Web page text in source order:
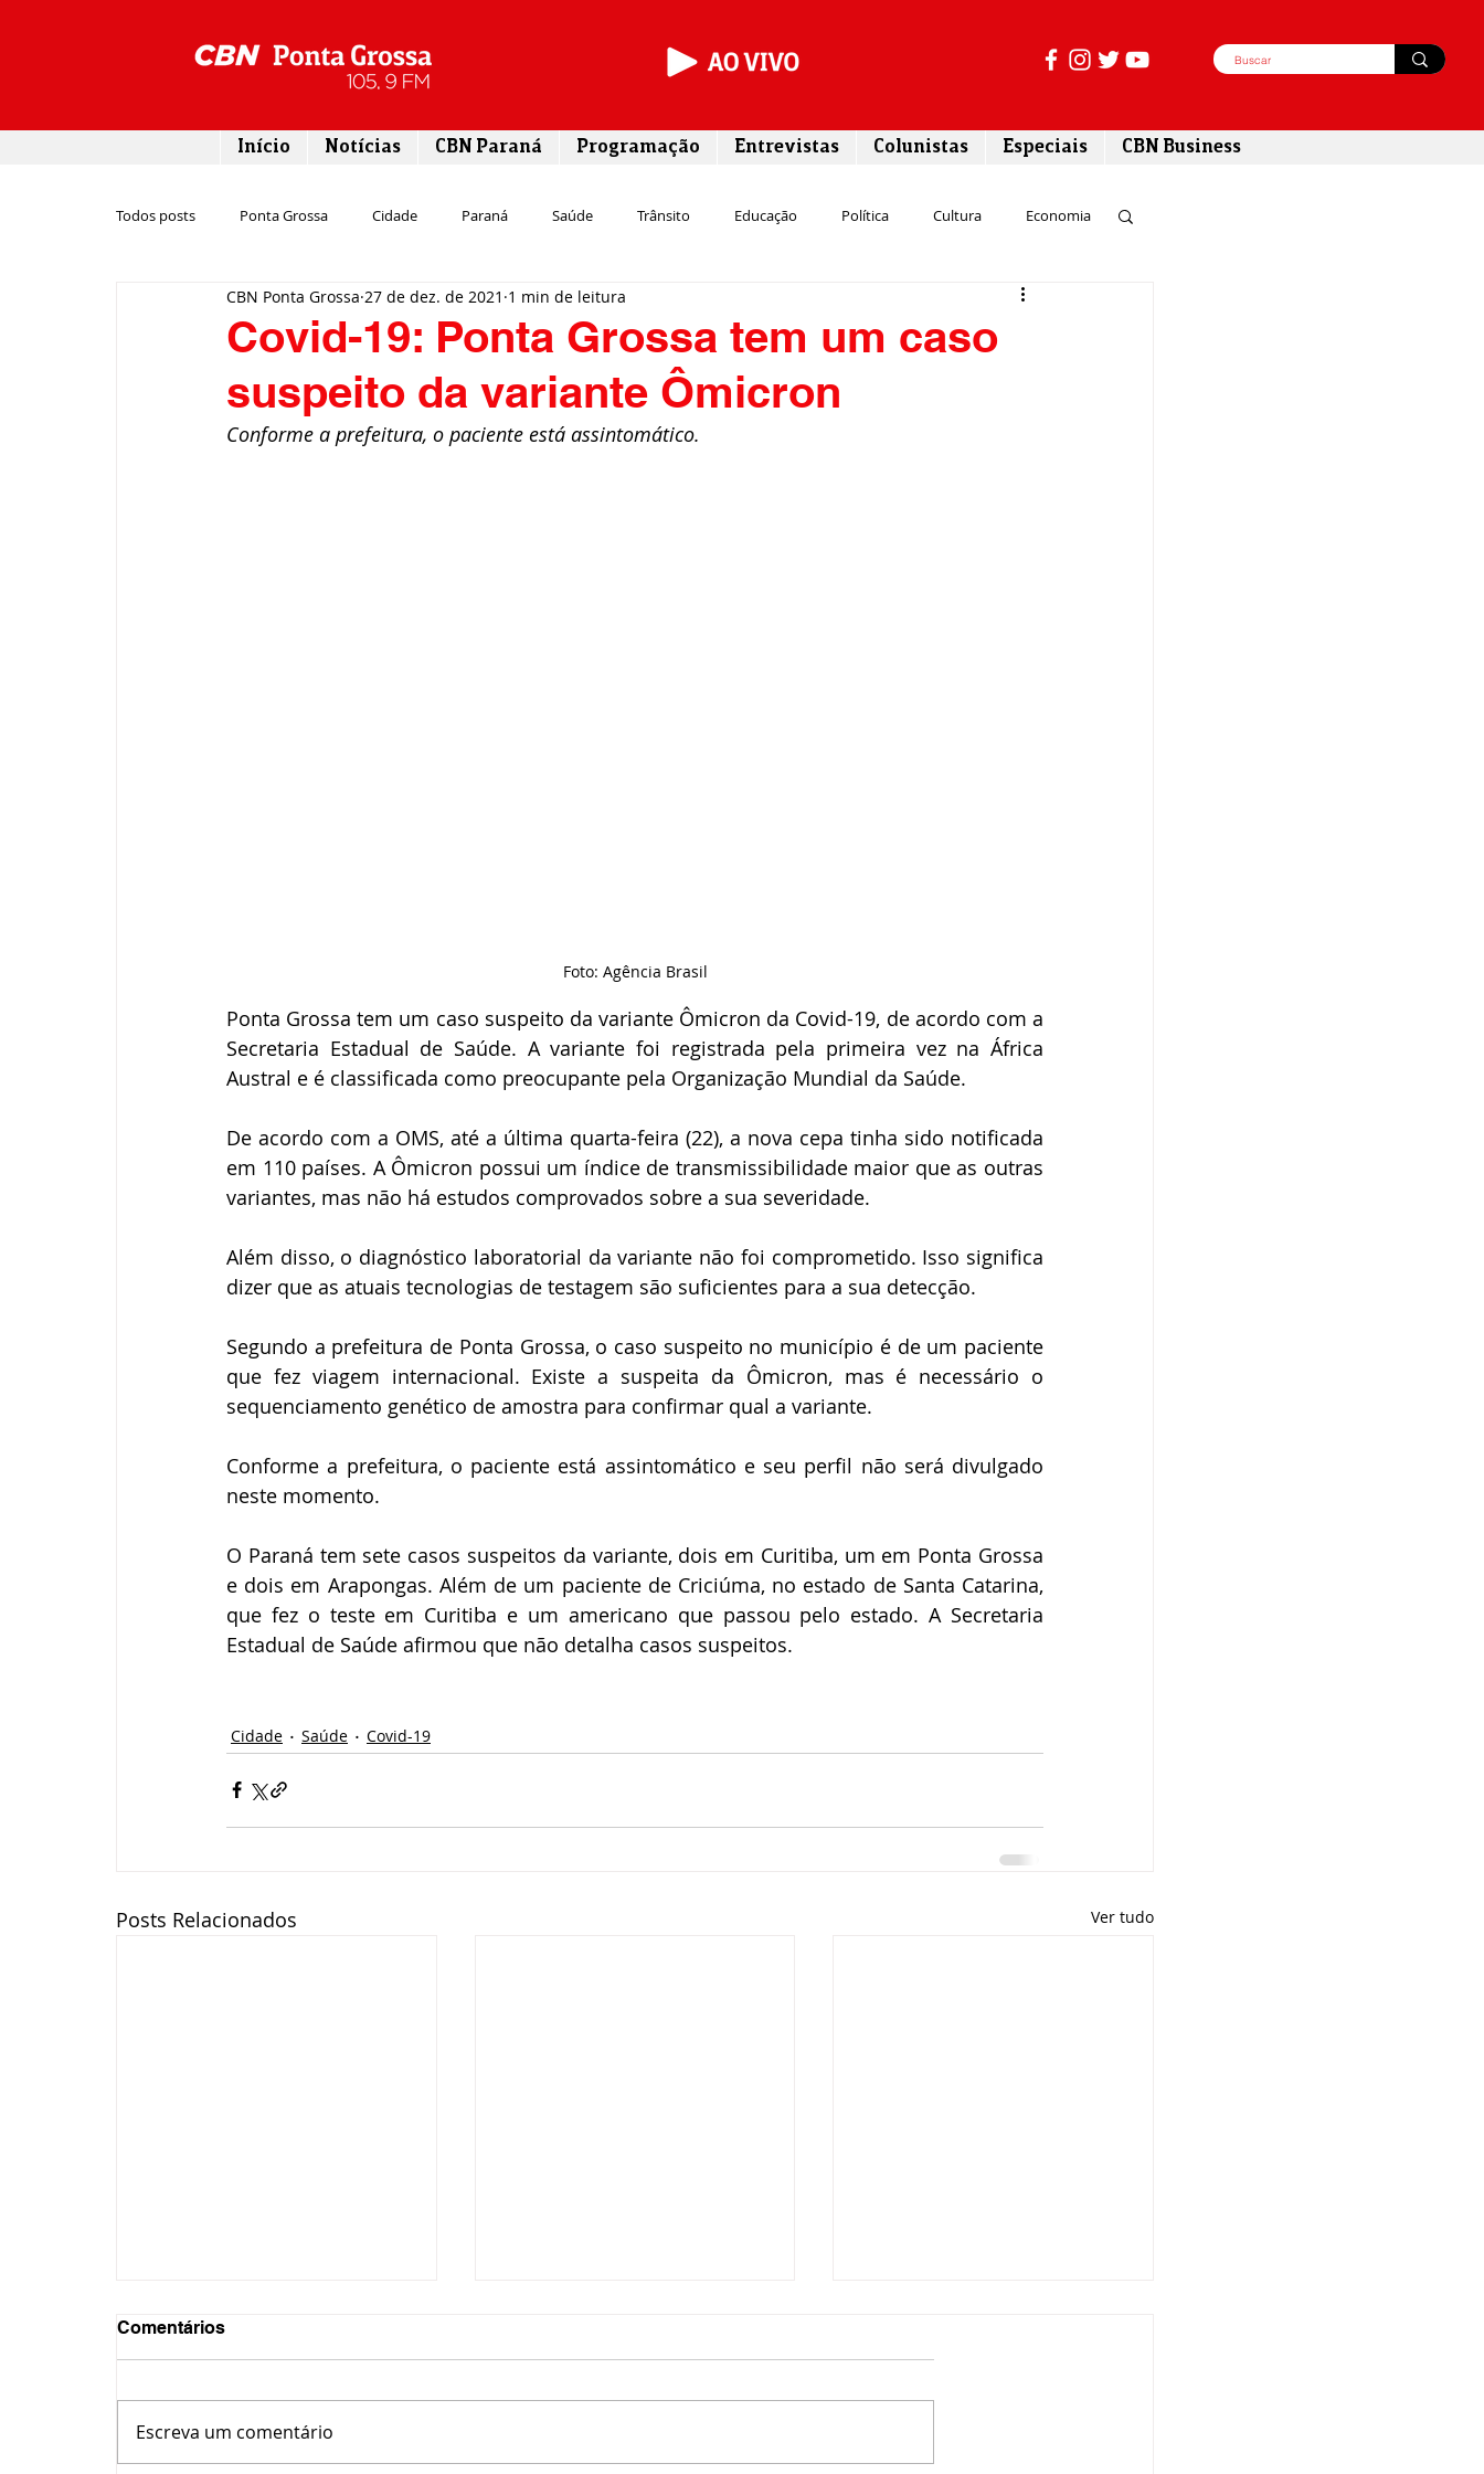
Início Notícias CBN Paraná Programação Entrevistas Colunistas Especiais CBN Business
Todos posts Ponta Grossa Cidade Paraná Saúde Trânsito Educação Política Cultura Economia
Emprego Campos Gerais Segurança Entrevista
Rodovias Agronegócio Meio ambiente Comunicação Empreendedorismo
Covid-19: Ponta Grossa tem um caso
suspeito da variante Ômicron
CBN Ponta Grossa 27 de dez. de 2021 1 min de leitura
Conforme a prefeitura, o paciente está assintomático.
Foto: Agência Brasil
Ponta Grossa tem um caso suspeito da variante Ômicron da Covid-19, de acordo com a
Secretaria Estadual de Saúde. A variante foi registrada pela primeira vez na África
Austral e é classificada como preocupante pela Organização Mundial da Saúde.
De acordo com a OMS, até a última quarta-feira (22), a nova cepa tinha sido notificada
em 110 países. A Ômicron possui um índice de transmissibilidade maior que as outras
variantes, mas não há estudos comprovados sobre a sua severidade.
Além disso, o diagnóstico laboratorial da variante não foi comprometido. Isso significa
dizer que as atuais tecnologias de testagem são suficientes para a sua detecção.
Segundo a prefeitura de Ponta Grossa, o caso suspeito no município é de um paciente
que fez viagem internacional. Existe a suspeita da Ômicron, mas é necessário o
sequenciamento genético de amostra para confirmar qual a variante.
Conforme a prefeitura, o paciente está assintomático e seu perfil não será divulgado
neste momento.
O Paraná tem sete casos suspeitos da variante, dois em Curitiba, um em Ponta Grossa
e dois em Arapongas. Além de um paciente de Criciúma, no estado de Santa Catarina,
que fez o teste em Curitiba e um americano que passou pelo estado. A Secretaria
Estadual de Saúde afirmou que não detalha casos suspeitos.
Cidade Saúde Covid-19
Posts Relacionados Ver tudo
Comentários
Escreva um comentário